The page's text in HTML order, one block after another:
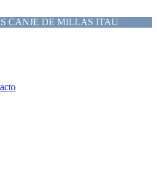
CANJE DE MILLAS ITAU